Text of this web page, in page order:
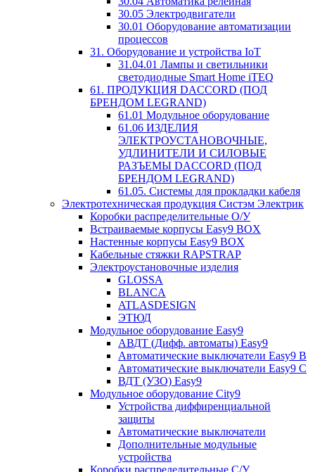
30.05 Электродвигатели
30.01 Оборудование автоматизации
процессов
31. Оборудование и устройства IoT
31.04.01 Лампы и светильники
светодиодные Smart Home iTEQ
61. ПРОДУКЦИЯ DACCORD (ПОД
БРЕНДОМ LEGRAND)
61.01 Модульное оборудование
61.06 ИЗДЕЛИЯ
ЭЛЕКТРОУСТАНОВОЧНЫЕ,
УДЛИНИТЕЛИ И СИЛОВЫЕ
РАЗЪЕМЫ DACCORD (ПОД
БРЕНДОМ LEGRAND)
61.05. Системы для прокладки кабеля
Электротехническая продукция Систэм Электрик
Коробки распределительные О/У
Встраиваемые корпусы Easy9 BOX
Настенные корпусы Easy9 BOX
Кабельные стяжки RAPSTRAP
Электроустановочные изделия
GLOSSA
BLANCA
ATLASDESIGN
ЭТЮД
Модульное оборудование Easy9
АВДТ (Дифф. автоматы) Easy9
Автоматические выключатели Easy9 В
Автоматические выключатели Easy9 С
ВДТ (УЗО) Easy9
Модульное оборудование City9
Устройства диффиренциальной
защиты
Автоматические выключатели
Дополнительные модульные
устройства
Коробки распределительные C/У